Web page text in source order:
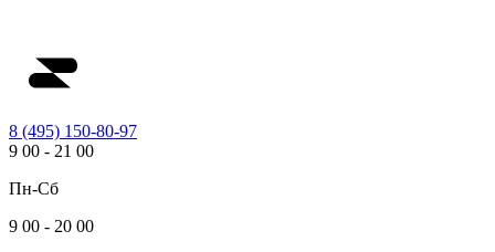
8 (495) 150-80-97
9 00 - 21 00
Пн-Сб
9 00 - 20 00